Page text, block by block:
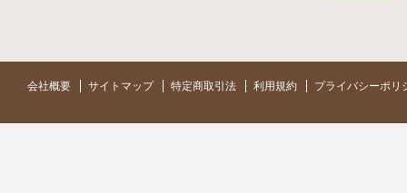
会社概要 サイトマップ 特定商取引法 利用規約 プライバシーポリ